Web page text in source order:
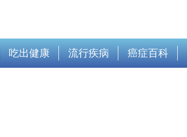
吃出健康 流行疾病 癌症百科